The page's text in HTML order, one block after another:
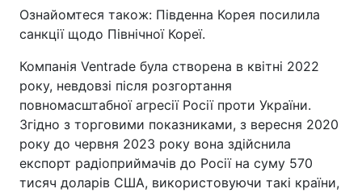
Ознайомтеся також: Південна Корея посилила
санкції щодо Північної Кореї.
Компанія Ventrade була створена в квітні 2022
року, невдовзі після розгортання
повномасштабної агресії Росії проти України.
Згідно з торговими показниками, з вересня 2020
року до червня 2023 року вона здійснила
експорт радіоприймачів до Росії на суму 570
тисяч доларів США, використовуючи такі країни,